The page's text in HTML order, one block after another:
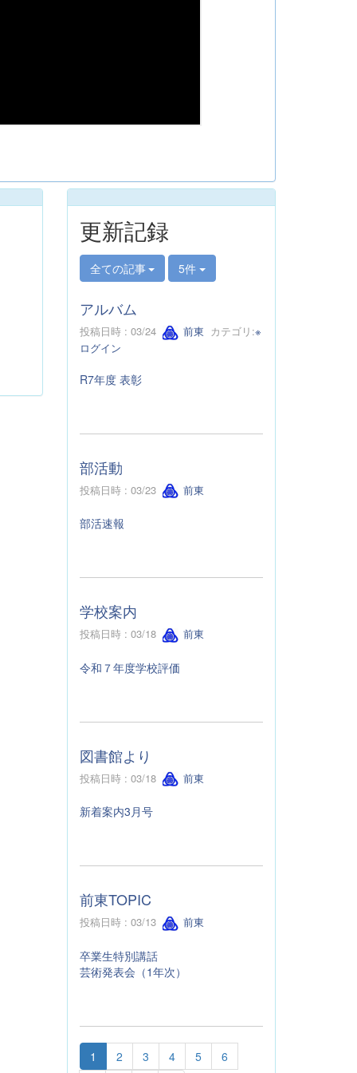
更新記録
全ての記事 5件
アルバム
投稿日時 : 03/24 前東 カテゴリ:※
ログイン
R7年度 表彰
部活動
投稿日時 : 03/23 前東
部活速報
学校案内
投稿日時 : 03/18 前東
令和７年度学校評価
図書館より
投稿日時 : 03/18 前東
新着案内3月号
前東TOPIC
投稿日時 : 03/13 前東
卒業生特別講話
芸術発表会（1年次）
1 2 3 4 5
6